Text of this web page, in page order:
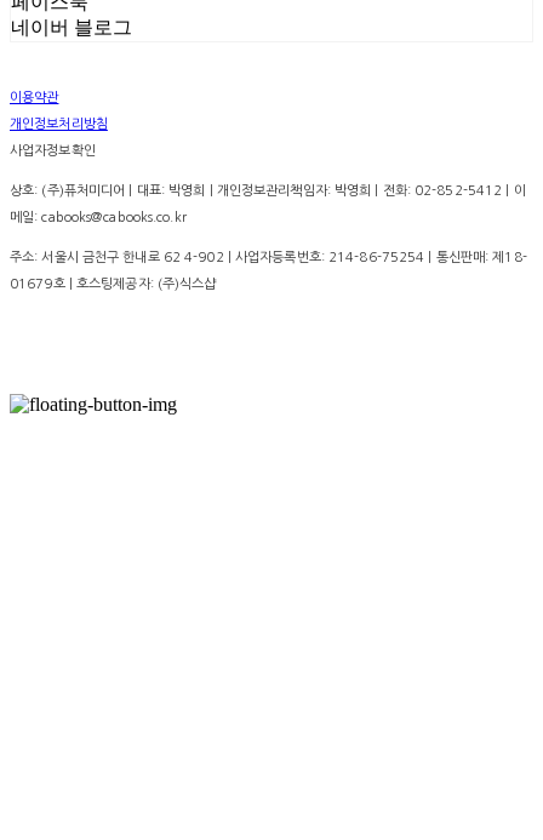
네이버 블로그
이용약관
개인정보처리방침
사업자정보확인
상호: (주)퓨처미디어 | 대표: 박영희 | 개인정보관리책임자: 박영희 | 전화: 02-852-5412 | 이
메일: cabooks@cabooks.co.kr
주소: 서울시 금천구 한내로 62 4-902 | 사업자등록번호: 214-86-75254 | 통신판매:제18-
01679호| 호스팅제공자: (주)식스샵